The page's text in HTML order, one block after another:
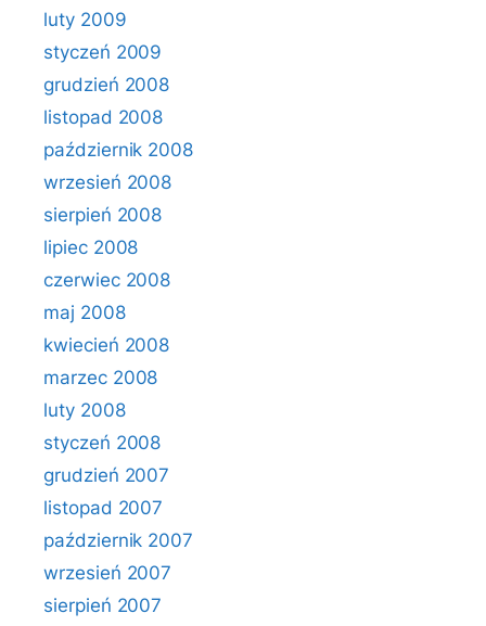
luty 2009
styczeń 2009
grudzień 2008
listopad 2008
październik 2008
wrzesień 2008
sierpień 2008
lipiec 2008
czerwiec 2008
maj 2008
kwiecień 2008
marzec 2008
luty 2008
styczeń 2008
grudzień 2007
listopad 2007
październik 2007
wrzesień 2007
sierpień 2007